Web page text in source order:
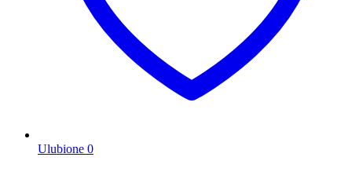
Ulubione 0